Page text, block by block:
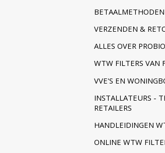
BETAALMETHODEN
VERZENDEN &
ALLES OVER
WTW FILTERS VAN
VVE'S EN
INSTALLATEURS -
RETAILERS
HANDLEIDINGEN
ONLINE WTW